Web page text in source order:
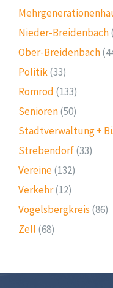
Nieder-Breidenbach
Ober-Breidenbach
Politik(33)
Romrod (133)
Senioren(50)
Stadtverwaltung +
Strebendorf(33)
Vereine(132)
Verkehr(12)
Vogelsbergkreis (86)
Zell (68)